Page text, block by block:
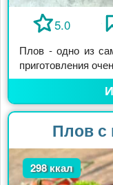
5.0
Плов - одно из
приготовления
Плов с
298 ккал